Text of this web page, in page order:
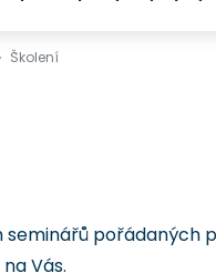
Školení
pořádaných
Vás.